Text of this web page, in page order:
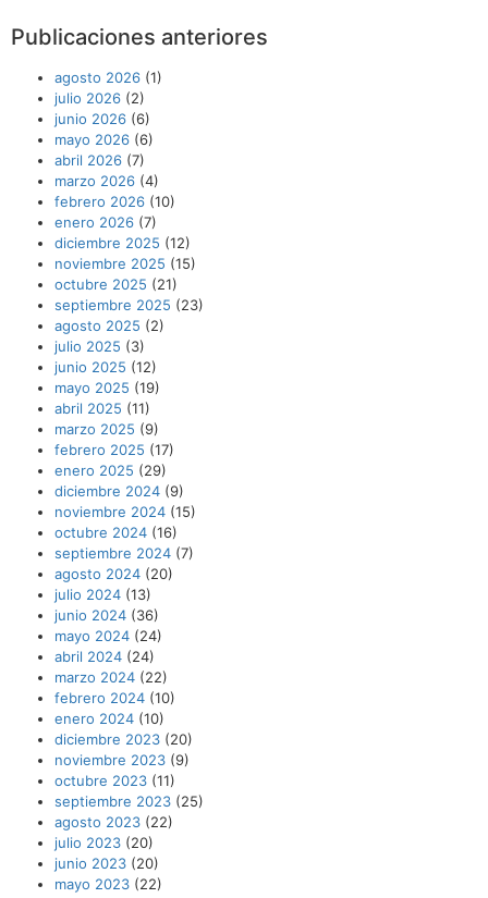
Publicaciones anteriores
agosto 2026 (1)
julio 2026 (2)
junio 2026 (6)
mayo 2026 (6)
abril 2026 (7)
marzo 2026 (4)
febrero 2026 (10)
enero 2026 (7)
diciembre 2025 (12)
noviembre 2025 (15)
octubre 2025 (21)
septiembre 2025 (23)
agosto 2025 (2)
julio 2025 (3)
junio 2025 (12)
mayo 2025 (19)
abril 2025 (11)
marzo 2025 (9)
febrero 2025 (17)
enero 2025 (29)
diciembre 2024 (9)
noviembre 2024 (15)
octubre 2024 (16)
septiembre 2024 (7)
agosto 2024 (20)
julio 2024 (13)
junio 2024 (36)
mayo 2024 (24)
abril 2024 (24)
marzo 2024 (22)
febrero 2024 (10)
enero 2024 (10)
diciembre 2023 (20)
noviembre 2023 (9)
octubre 2023 (11)
septiembre 2023 (25)
agosto 2023 (22)
julio 2023 (20)
junio 2023 (20)
mayo 2023 (22)